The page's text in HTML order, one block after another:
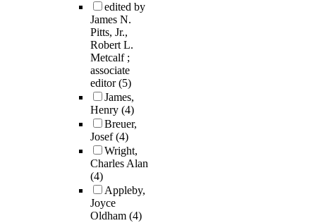
edited by
James N.
Pitts, Jr.,
Robert L.
Metcalf ;
associate
editor(5)
James,
Henry (4)
Breuer,
Josef(4)
Wright,
Charles Alan
(4)
Appleby,
Joyce
Oldham (4)